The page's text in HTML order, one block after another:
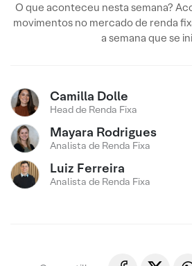
O que aconteceu nesta semana?
movimentos no mercado de renda
a semana que se
Camilla Dolle
Head de Renda Fixa
Mayara Rodrigues
Analista de Renda Fixa
Luiz Ferreira
Analista de Renda Fixa